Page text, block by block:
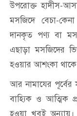
উপরোক্ত হাদীস-
মসজিদে বেচা-
দানকৃত পণ্য বা
এছাড়া মসজিদের
হওয়ার আশংকা
আর নামাযের
বাহ্যিক ও আত্মিক
হওয়া খুবই